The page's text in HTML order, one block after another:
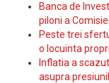
Banca de
piloni a
Peste trei
o locuinta
Inflatia a
asupra